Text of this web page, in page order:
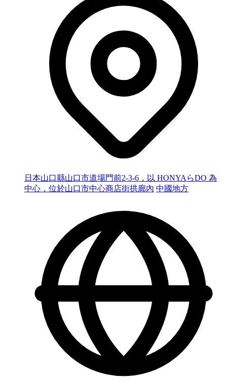
日本山口縣山口市道場門前2-3-6，以 HONYAらDO 為
中心，位於山口市中心商店街拱廊內 中國地方